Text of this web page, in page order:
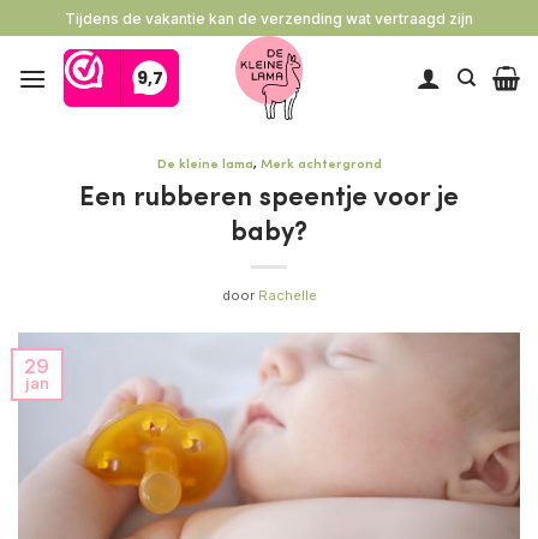
naar
inhoud
Tijdens de vakantie kan de verzending wat vertraagd zijn
De kleine lama, Merk achtergrond
Een rubberen speentje voor je
baby?
door Rachelle
29
jan